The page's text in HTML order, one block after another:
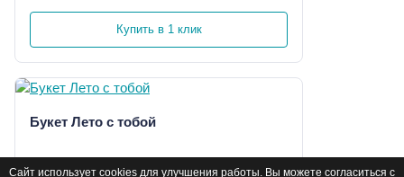
Купить в 1 клик
Букет Лето с тобой
Высота: 50 см, Ширина: 35 см
Сайт использует cookies для улучшения работы. Вы можете согласиться с